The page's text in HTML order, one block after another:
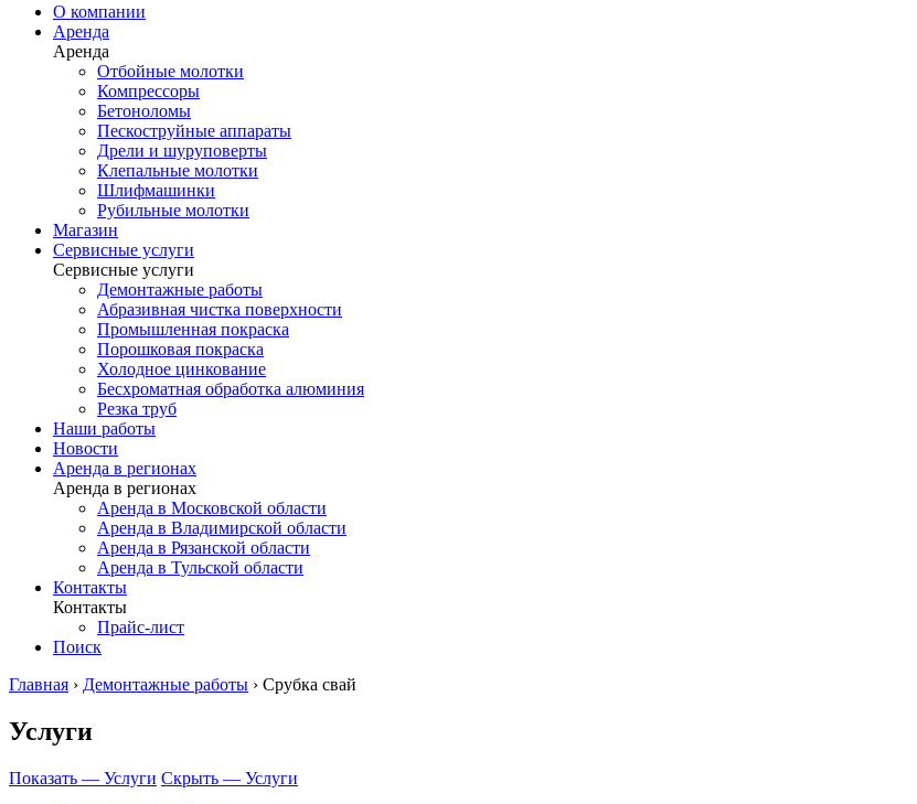
О компании
Аренда
Аренда
Отбойные молотки
Компрессоры
Бетоноломы
Пескоструйные аппараты
Дрели и шуруповерты
Клепальные молотки
Шлифмашинки
Рубильные молотки
Магазин
Сервисные услуги
Сервисные услуги
Демонтажные работы
Абразивная чистка поверхности
Промышленная покраска
Порошковая покраска
Холодное цинкование
Бесхроматная обработка алюминия
Резка труб
Наши работы
Новости
Аренда в регионах
Аренда в регионах
Аренда в Московской области
Аренда в Владимирской области
Аренда в Рязанской области
Аренда в Тульской области
Контакты
Контакты
Прайс-лист
Поиск
Главная › Демонтажные работы › Срубка свай
Услуги
Показать — Услуги Скрыть — Услуги